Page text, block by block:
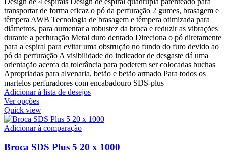
transportar de forma eficaz o pó da perfuração 2 gumes, brasagem e
têmpera AWB Tecnologia de brasagem e têmpera otimizada para
diâmetros, para aumentar a robustez da broca e reduzir as vibrações
durante a perfuração Metal duro dentado Direciona o pó diretamente
para a espiral para evitar uma obstrução no fundo do furo devido ao
pó da perfuração A visibilidade do indicador de desgaste dá uma
orientação acerca da tolerância para poderem ser colocadas buchas
Apropriadas para alvenaria, betão e betão armado Para todos os
martelos perfuradores com encabadouro SDS-plus
Adicionar à lista de desejos
Ver opções
Quick view
Adicionar à comparação
Broca SDS Plus 5 20 x 1000